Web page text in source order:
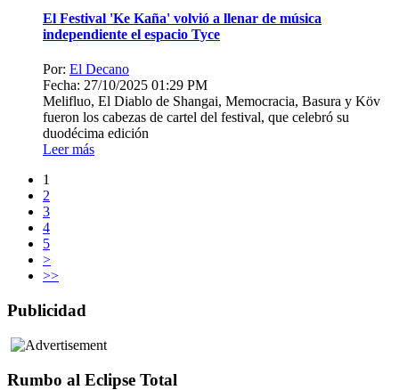
El Festival 'Ke Kaña' volvió a llenar de música
independiente el espacio Tyce
Por: El Decano
Fecha: 27/10/2025 01:29 PM
Melifluo, El Diablo de Shangai, Memocracia, Basura y Köv
fueron los cabezas de cartel del festival, que celebró su
duodécima edición
Leer más
1
2
3
4
5
>
>>
Publicidad
Rumbo al Eclipse Total